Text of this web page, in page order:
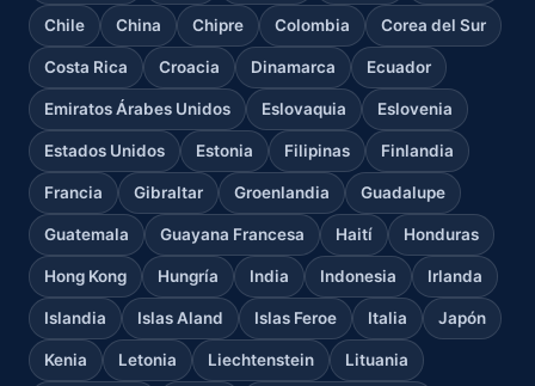
Chile China Chipre Colombia Corea del Sur
Costa Rica Croacia Dinamarca Ecuador
Emiratos Árabes Unidos Eslovaquia Eslovenia
Estados Unidos Estonia Filipinas Finlandia
Francia Gibraltar Groenlandia Guadalupe
Guatemala Guayana Francesa Haití Honduras
Hong Kong Hungría India Indonesia Irlanda
Islandia Islas Aland Islas Feroe Italia Japón
Kenia Letonia Liechtenstein Lituania